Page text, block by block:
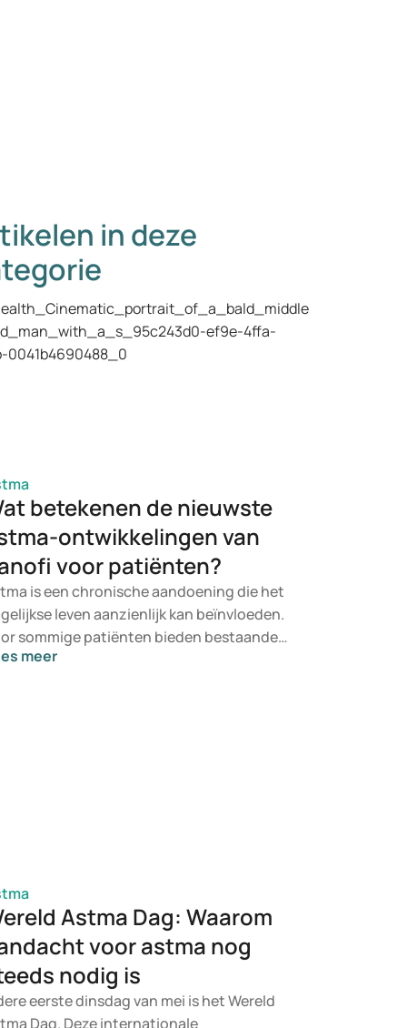
in deze
betekenen de nieuwste
ontwikkelingen van
voor patiënten?
is een chronische aandoening die het
leven aanzienlijk kan beïnvloeden.
sommige patiënten bieden bestaande
onvoldoende verlichting.
meer
Astma Dag: Waarom
voor astma nog
nodig is
eerste dinsdag van mei is het Wereld
Dag. Deze internationale